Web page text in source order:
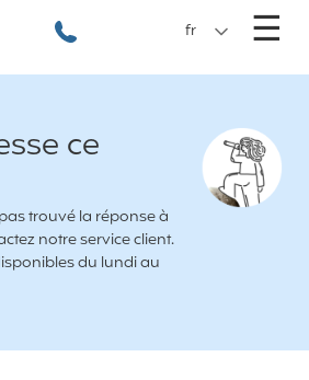
Voyages
+33 1 74 85 50 50
fr ☰
ce
trouvé la réponse à
notre service client.
du lundi au